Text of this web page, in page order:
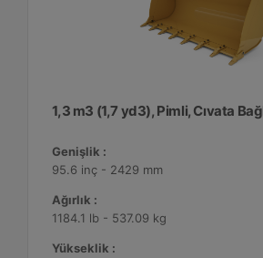
1,3 m3 (1,7 yd3), Pimli, Cıvata
Genişlik :
95.6 inç - 2429 mm
Ağırlık :
1184.1 lb - 537.09 kg
Yükseklik :